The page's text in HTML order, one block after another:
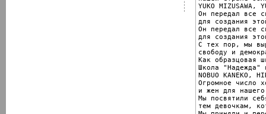
YUKO MIZUSAWA,
Он передал все
для создания
Он передал все
для создания
С тех пор, мы
свободу и
Как образцовая
Школа "Надежда"
NOBUO KANEKO,
Огромное число
и жен для
Мы посвятили
тем девочкам,